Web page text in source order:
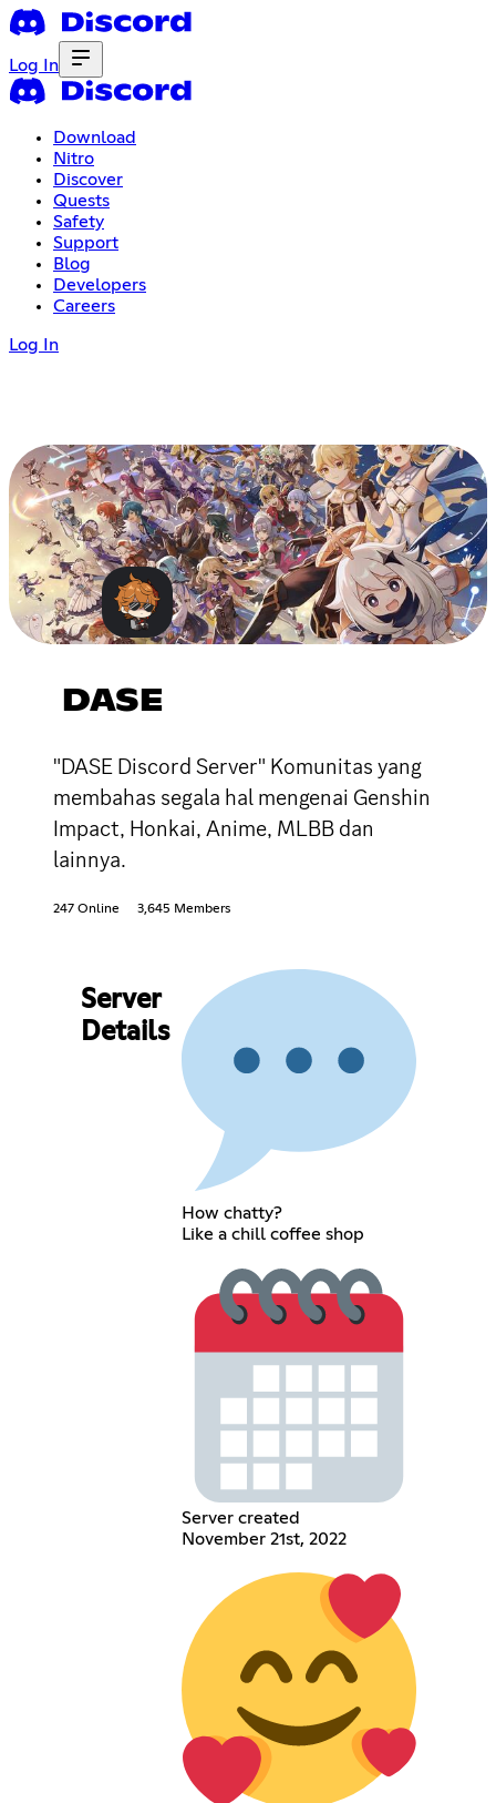
Log In
Download
Nitro
Discover
Quests
Safety
Support
Blog
Developers
Careers
Log In
DASE
"DASE Discord Server" Komunitas yang
membahas segala hal mengenai Genshin
Impact, Honkai, Anime, MLBB dan
lainnya.
247 Online 3,645 Members
Server
Details
How chatty?
Like a chill coffee shop
Server created
November 21st, 2022